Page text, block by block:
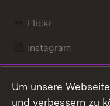
Flickr
Instagram
Mastodon
Um unsere
und verbessern zu